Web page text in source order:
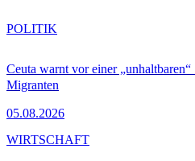
Ceuta warnt vor einer
Migranten
05.08.2026
POLITIK
WIRTSCHAFT